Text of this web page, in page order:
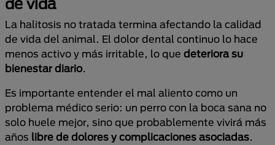
de vida
La halitosis no tratada termina afectando la calidad
de vida del animal. El dolor dental continuo lo hace
menos activo y más irritable, lo que deteriora su
bienestar diario.
Es importante entender el mal aliento como un
problema médico serio: un perro con la boca sana no
solo huele mejor, sino que probablemente vivirá más
años libre de dolores y complicaciones asociadas.